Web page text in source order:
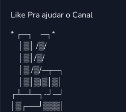
Like Pra ajudar o Canal
* ┌─┐ ─┐*
│▒│ /▒/
│▒│/▒/
│▒ /▒/─┬─┐
│▒│▒|▒│▒│
┌┴─┴─┐-┘─┘
│▒┌──┘▒▒▒│